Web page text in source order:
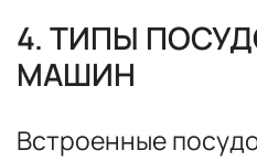
4. ТИПЫ
МАШИН
Встроенные